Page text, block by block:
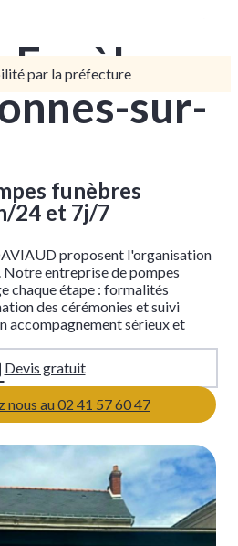
par la préfecture
sur-
funèbres
24 et 7j/7
proposent l'organisation
entreprise de pompes
chaque étape : formalités
des cérémonies et suivi
accompagnement sérieux et
Devis gratuit
nous au 02 41 57 60 47